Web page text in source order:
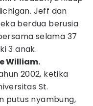
Jeff dan
berdua berusia
selama 37
3 anak.
William.
2002, ketika
St.
putus nyambung,